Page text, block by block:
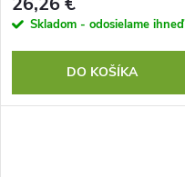
Skladom - odosielame ihneď
DO KOŠÍKA